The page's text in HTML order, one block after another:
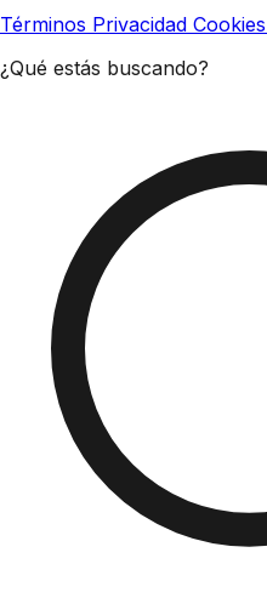
Términos Privacidad Cookies
¿Qué estás buscando?